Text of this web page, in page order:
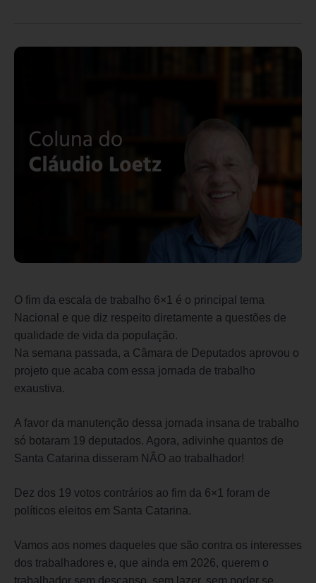
O fim da escala de trabalho 6×1 é o principal tema
Nacional e que diz respeito diretamente a questões de
qualidade de vida da população.
Na semana passada, a Câmara de Deputados aprovou o
projeto que acaba com essa jornada de trabalho
exaustiva.
A favor da manutenção dessa jornada insana de trabalho
só botaram 19 deputados. Agora, adivinhe quantos de
Santa Catarina disseram NÃO ao trabalhador!
Dez dos 19 votos contrários ao fim da 6×1 foram de
políticos eleitos em Santa Catarina.
Vamos aos nomes daqueles que são contra os interesses
dos trabalhadores e, que ainda em 2026, querem o